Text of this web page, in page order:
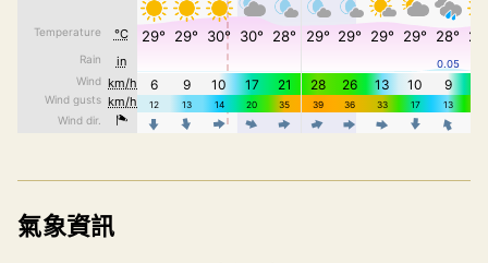
氣象資訊